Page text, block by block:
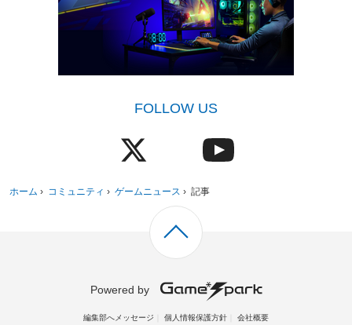
FOLLOW US
ホーム › コミュニティ › ゲームニュース › 記事
Powered by
編集部へメッセージ 個人情報保護方針 会社概要